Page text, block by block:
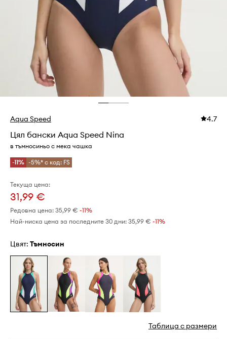
Aqua Speed 4.7
Цял бански Aqua Speed Nina
в тъмносиньо с мека чашка
-11% -5%* с код: FS
Текуща цена:
31,99 €
Редовна цена: 35,99 € -11%
Най-ниска цена за последните 30 дни: 35,99 € -11%
Цвят: тъмносин
Таблица с размери